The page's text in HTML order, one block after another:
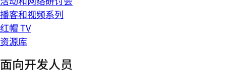
播客和视频系列
红帽 TV
资源库
面向开发人员